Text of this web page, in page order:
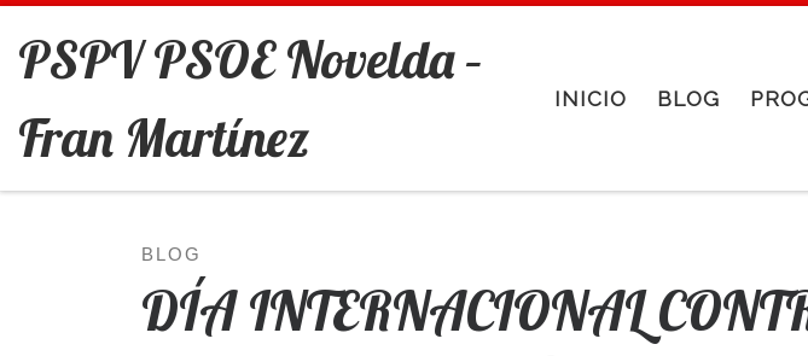
Saltar al contenido
PSPV PSOE Novelda –
Fran Martínez
INICIO BLOG
BLOG
DÍA INTERNACIONAL